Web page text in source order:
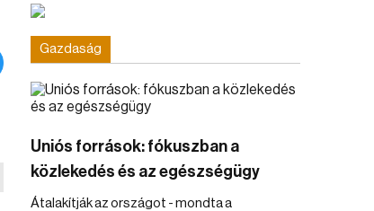
Gazdaság
Uniós források: fókuszban a
közlekedés és az egészségügy
Átalakítják az országot - mondta a